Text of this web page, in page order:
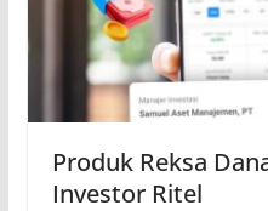
Produk Reksa
Investor Ritel